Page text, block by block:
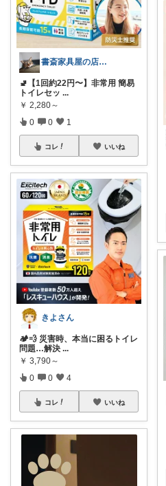
書斎家具屋の店長奥田
🚽【1回約22円〜】非常用 簡易
トイレセッ ...
￥ 2,280～
0 0 1
コレ いいね
きよさん
🏕️💨 災害時、本当に困るトイレ
問題…解決 ...
￥ 3,790～
0 0 4
コレ いいね